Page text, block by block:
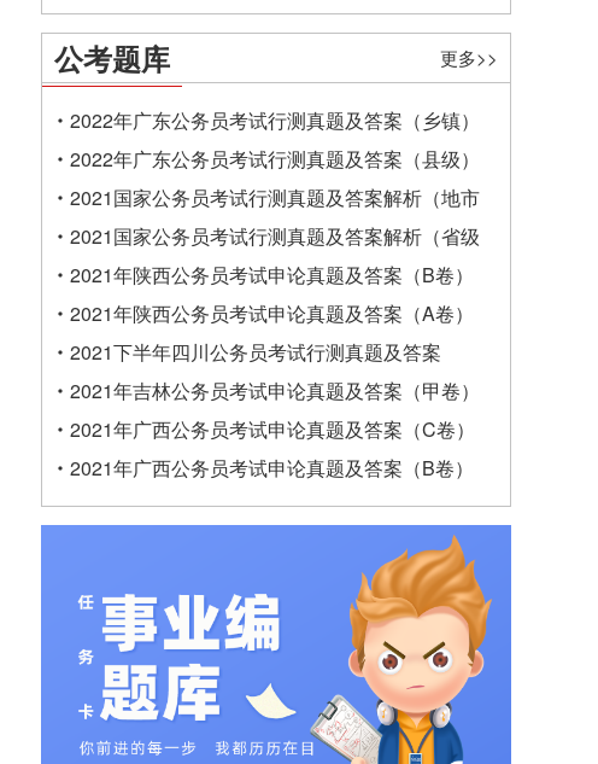
公考题库 更多>>
2022年广东公务员考试行测真题及答案（乡镇）
2022年广东公务员考试行测真题及答案（县级）
2021国家公务员考试行测真题及答案解析（地市
级）
2021国家公务员考试行测真题及答案解析（省级
以上）
2021年陕西公务员考试申论真题及答案（B卷）
2021年陕西公务员考试申论真题及答案（A卷）
2021下半年四川公务员考试行测真题及答案
2021年吉林公务员考试申论真题及答案（甲卷）
2021年广西公务员考试申论真题及答案（C卷）
2021年广西公务员考试申论真题及答案（B卷）